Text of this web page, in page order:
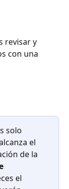
revisar y
con una
solo
el
de la
el